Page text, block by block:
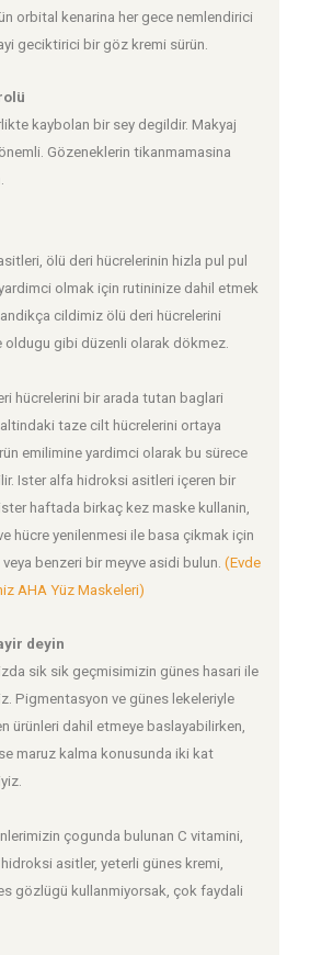
orbital kenarina her gece nemlendirici
geciktirici bir göz kremi sürün.
kaybolan bir sey degildir. Makyaj
Gözeneklerin tikanmamasina
ölü deri hücrelerinin hizla pul pul
olmak için rutininize dahil etmek
cildimiz ölü deri hücrelerini
oldugu gibi düzenli olarak dökmez.
hücrelerini bir arada tutan baglari
taze cilt hücrelerini ortaya
emilimine yardimci olarak bu sürece
Ister alfa hidroksi asitleri içeren bir
haftada birkaç kez maske kullanin,
hücre yenilenmesi ile basa çikmak için
benzeri bir meyve asidi bulun. (Evde
AHA Yüz Maskeleri)
deyin
sik sik geçmisimizin günes hasari ile
Pigmentasyon ve günes lekeleriyle
ürünleri dahil etmeye baslayabilirken,
maruz kalma konusunda iki kat
çogunda bulunan C vitamini,
asitler, yeterli günes kremi,
gözlügü kullanmiyorsak, çok faydali